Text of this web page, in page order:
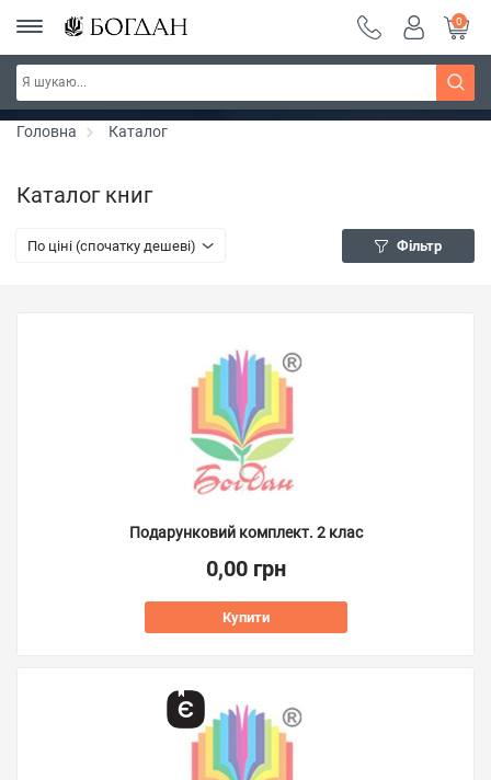
РОЗПРОДАЖ ~ 150 грн ~ 200 грн ~ 250 грн ~
300 грн ~ РОЗПРОДАЖ
Дізнатись більше
0
Головна Каталог
Каталог книг
По ціні (спочатку дешеві) Фільтр
Подарунковий комплект. 2 клас
0,00 грн
Купити